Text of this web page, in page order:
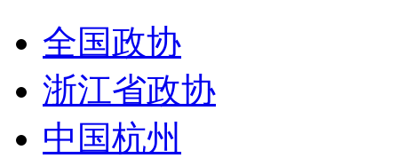
全国政协
浙江省政协
中国杭州